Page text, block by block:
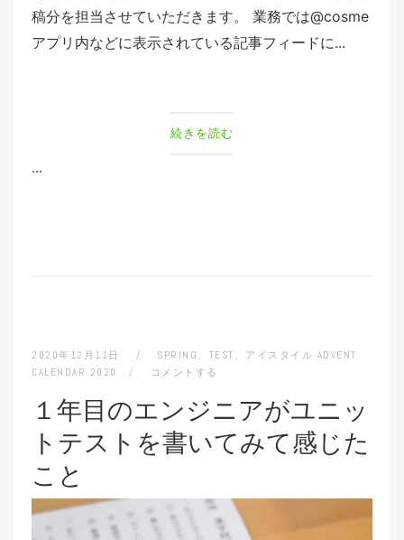
稿分を担当させていただきます。 業務では@cosme
アプリ内などに表示されている記事フィードに...
続きを読む
...
2020年12月11日 SPRING 、 TEST 、 アイスタイル ADVENT
CALENDAR 2020
コメントする
１年目のエンジニアがユニッ
トテストを書いてみて感じた
こと